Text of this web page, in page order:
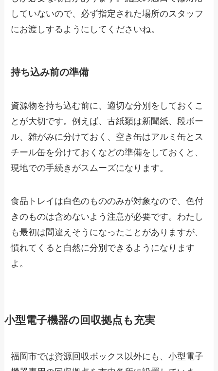
していないので、必ず指定された場所のスタッフ
にお渡しするようにしてくださいね。
持ち込み前の準備
資源物を持ち込む前に、適切な分別をしておくこ
とが大切です。例えば、古紙類は新聞紙、段ボー
ル、雑がみに分けておく、空き缶はアルミ缶とス
チール缶を分けておくなどの準備をしておくと、
現地での手続きがスムーズになります。
食品トレイは白色のもののみが対象なので、色付
きのものは含めないよう注意が必要です。わたし
も最初は間違えそうになったことがありますが、
慣れてくると自然に分別できるようになります
よ。
小型電子機器の回収拠点も充実
福岡市では資源回収ボックス以外にも、小型電子